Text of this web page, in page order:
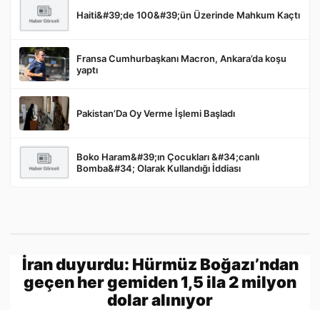
Gönder Haiti&#39;de 100&#39;ün Üzerinde Mahkum Kaçtı
Fransa Cumhurbaşkanı Macron, Ankara’da koşu
yaptı
Pakistan’Da Oy Verme İşlemi Başladı
Boko Haram&#39;ın Çocukları &#34;canlı
Bomba&#34; Olarak Kullandığı İddiası
İran duyurdu: Hürmüz Boğazı’ndan
geçen her gemiden 1,5 ila 2 milyon
dolar alınıyor